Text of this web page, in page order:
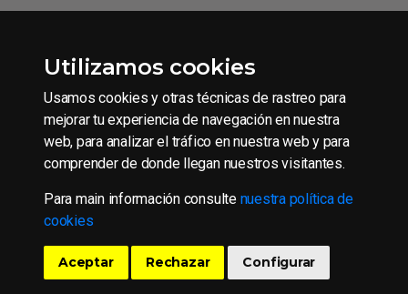
Condiciones generales de contratación
Aviso legal
Política de Privacidad
Política de Cookies
Utilizamos cookies
Usamos cookies y otras técnicas de rastreo para
mejorar tu experiencia de navegación en nuestra
web, para analizar el tráfico en nuestra web y para
comprender de donde llegan nuestros visitantes.
Para main información consulte nuestra política de
cookies
Aceptar Rechazar Configurar